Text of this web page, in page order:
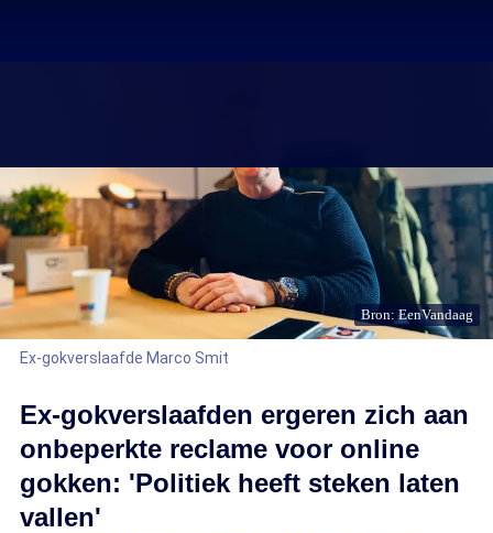
Bron: EenVandaag
Ex-gokverslaafde Marco Smit
Ex-gokverslaafden ergeren zich aan
onbeperkte reclame voor online
gokken: 'Politiek heeft steken laten
vallen'